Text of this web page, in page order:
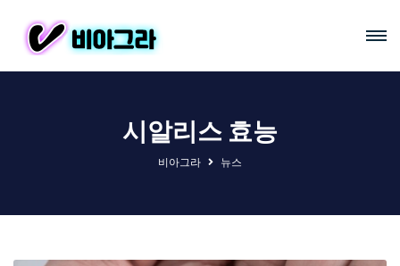
시알리스 효능
비아그라 뉴스